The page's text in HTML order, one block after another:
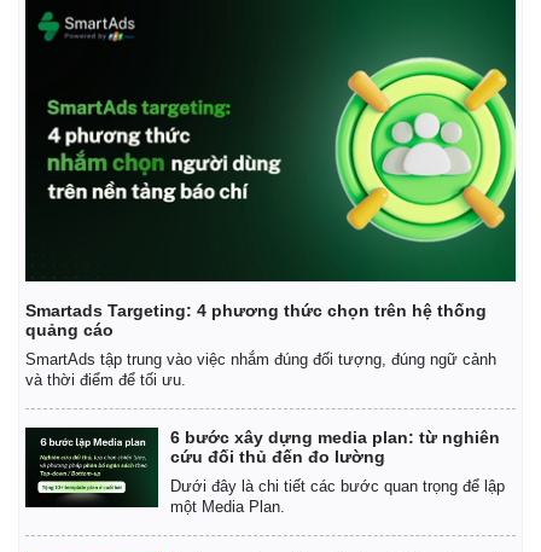
Smartads Targeting: 4 phương thức chọn trên hệ thống
quảng cáo
SmartAds tập trung vào việc nhắm đúng đối tượng, đúng ngữ cảnh
và thời điểm để tối ưu.
6 bước xây dựng media plan: từ nghiên
cứu đối thủ đến đo lường
Dưới đây là chi tiết các bước quan trọng để lập
một Media Plan.